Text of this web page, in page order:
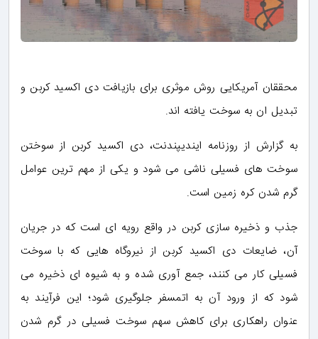
محققان آمریکایی روش موثری برای بازیافت دی اکسید کربن و
تبدیل ان به سوخت یافته اند.
به گزارش از روزنامه ایندیپندنت، دی اکسید کربن از سوختن
سوخت های فسیلی ناشی می شود و یکی از مهم ترین عوامل
گرم شدن کره زمین است.
جذب و ذخیره سازی کربن در واقع رویه ای است که در جریان
آن، ضایعات دی اکسید کربن از نیروگاه هایی که با سوخت
فسیلی کار می کنند، جمع آوری شده و به شیوه ای ذخیره می
شود که از ورود آن به اتمسفر جلوگیری شود؛ این فرآیند به
عنوان راهکاری برای کاهش سهم سوخت فسیلی در گرم شدن